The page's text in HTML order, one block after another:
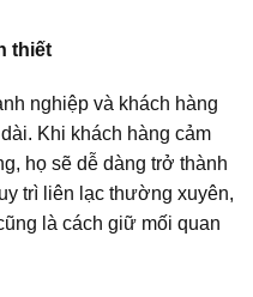
thiết
nghiệp và khách hàng
Khi khách hàng cảm
họ sẽ dễ dàng trở thành
trì liên lạc thường xuyên,
là cách giữ mối quan